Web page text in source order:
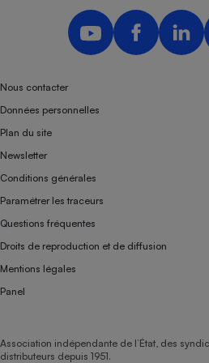
Nous contacter
Données personnelles
Plan du site
Newsletter
Conditions générales
Paramétrer les traceurs
Questions fréquentes
Droits de reproduction et de diffusion
Mentions légales
Panel
Association indépendante de l’État, des
distributeurs depuis 1951.